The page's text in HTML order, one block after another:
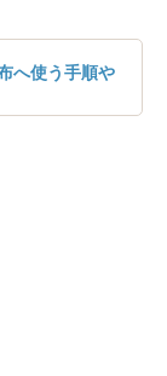
へ使う手順や